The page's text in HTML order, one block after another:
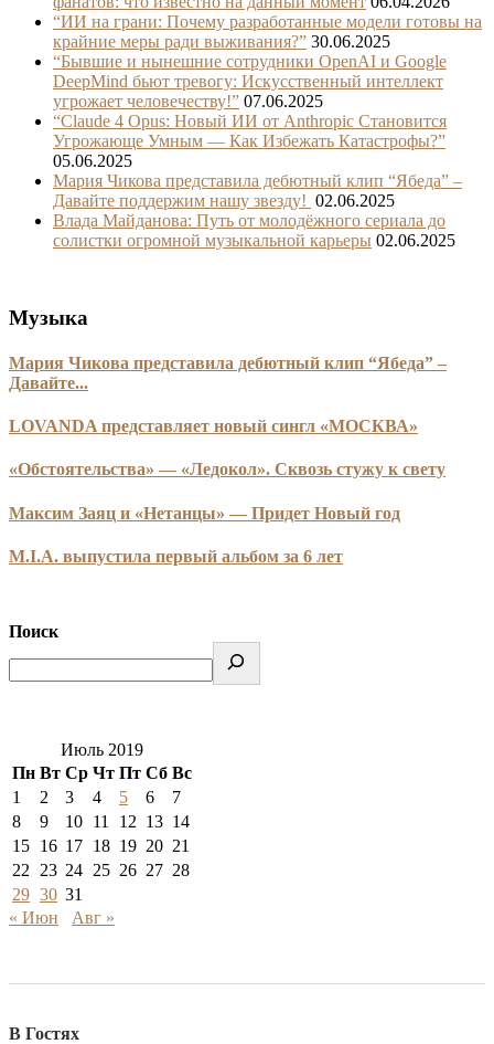
“ИИ на грани: Почему разработанные модели готовы на
крайние меры ради выживания?” 30.06.2025
“Бывшие и нынешние сотрудники OpenAI и Google
DeepMind бьют тревогу: Искусственный интеллект
угрожает человечеству!” 07.06.2025
“Claude 4 Opus: Новый ИИ от Anthropic Становится
Угрожающе Умным — Как Избежать Катастрофы?”
05.06.2025
Мария Чикова представила дебютный клип “Ябеда” –
Давайте поддержим нашу звезду! 02.06.2025
Влада Майданова: Путь от молодёжного сериала до
солистки огромной музыкальной карьеры 02.06.2025
Музыка
Мария Чикова представила дебютный клип “Ябеда” –
Давайте...
LOVANDA представляет новый сингл «МОСКВА»
«Обстоятельства» — «Ледокол». Сквозь стужу к свету
Максим Заяц и «Нетанцы» — Придет Новый год
M.I.A. выпустила первый альбом за 6 лет
Поиск
Июль 2019
Пн Вт Ср Чт Пт Сб Вс
1
2 3 4 5 6
7
8
9 10 11 12 13 14
15 16 17 18 19 20 21
22
23 24 25 26 27 28
29 30 31
« Июн
Авг »
В Гостях